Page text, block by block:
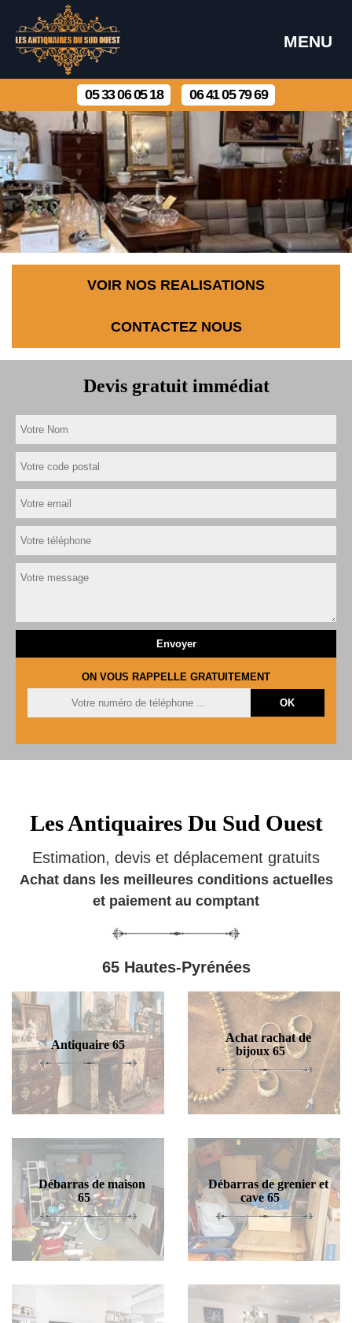
MENU
05 33 06 05 18 06 41 05 79 69
VOIR NOS REALISATIONS
CONTACTEZ NOUS
Devis gratuit immédiat
ON VOUS RAPPELLE GRATUITEMENT
Les Antiquaires Du Sud Ouest
Estimation, devis et déplacement gratuits
Achat dans les meilleures conditions actuelles
et paiement au comptant
65 Hautes-Pyrénées
Antiquaire 65
Achat rachat de
bijoux 65
Débarras de maison
65
Débarras de grenier et
cave 65